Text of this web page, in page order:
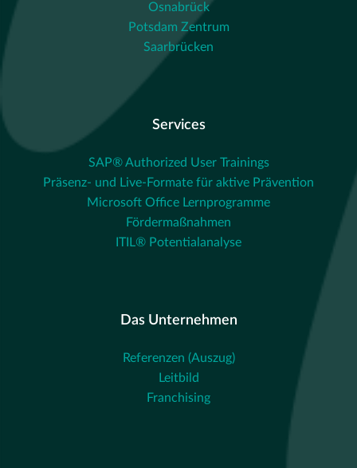
Osnabrück
Potsdam Zentrum
Saarbrücken
Services
SAP® Authorized User Trainings
Präsenz- und Live-Formate für aktive Prävention
Microsoft Office Lernprogramme
Fördermaßnahmen
ITIL® Potentialanalyse
Das Unternehmen
Referenzen (Auszug)
Leitbild
Franchising